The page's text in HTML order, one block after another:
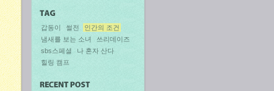
갑동이 썰전
인간의 조건
냄새를 보는 소녀
쓰리데이즈
sbs스페셜
나 혼자 산다
힐링 캠프